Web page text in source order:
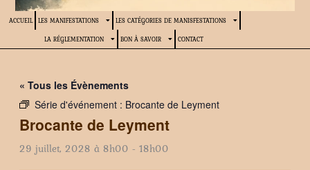
ACCUEIL LES MANIFESTATIONS LES CATÉGORIES DE MANISFESTATIONS
LA RÉGLEMENTATION BON À SAVOIR CONTACT
« Tous les Évènements
Série d'événement : Brocante de Leyment
Brocante de Leyment
29 juillet, 2028 à 8h00 - 18h00